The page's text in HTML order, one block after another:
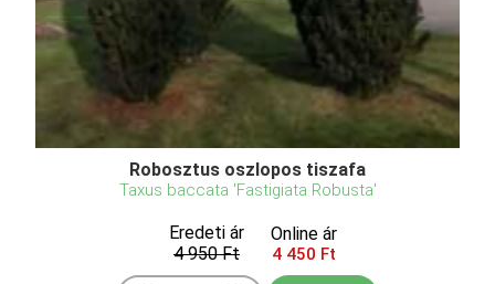
Robosztus oszlopos tiszafa
Taxus baccata 'Fastigiata Robusta'
Eredeti ár
4 950 Ft
Online ár
4 450 Ft